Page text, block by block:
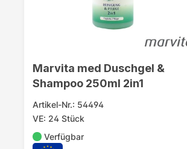
Marvita med Duschgel &
Shampoo 250ml 2in1
Artikel-Nr.: 54494
VE: 24 Stück
Verfügbar